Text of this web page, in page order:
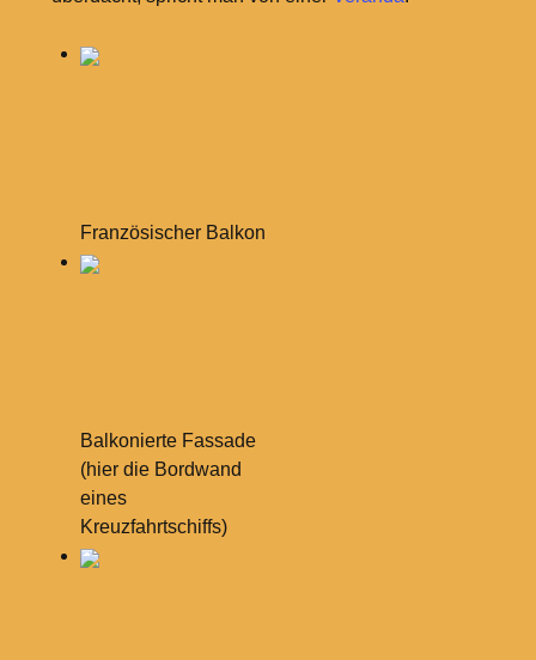
Französischer Balkon
Balkonierte Fassade
(hier die Bordwand
eines
Kreuzfahrtschiffs)